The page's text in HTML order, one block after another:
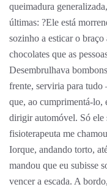
queimadura
últimas: ?Ele está
sozinho a esticar o braço
chocolates que as
Desembrulhava
frente, serviria para tudo
que, ao cumprimentá-lo,
dirigir automóvel. Só ele
fisioterapeuta me
Iorque, andando torto,
mandou que eu subisse
vencer a escada. A